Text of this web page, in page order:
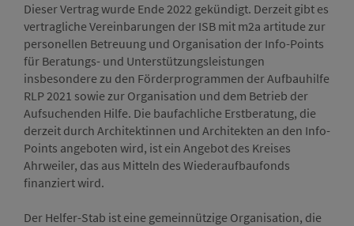
Dieser Vertrag wurde Ende 2022 gekündigt. Derzeit gibt es
vertragliche Vereinbarungen der ISB mit m2a artitude zur
personellen Betreuung und Organisation der Info-Points
für Beratungs- und Unterstützungsleistungen
insbesondere zu den Förderprogrammen der Aufbauhilfe
RLP 2021 sowie zur Organisation und dem Betrieb der
Aufsuchenden Hilfe. Die baufachliche Erstberatung, die
derzeit durch Architektinnen und Architekten an den Info-
Points angeboten wird, ist ein Angebot des Kreises
Ahrweiler, das aus Mitteln des Wiederaufbaufonds
finanziert wird.
Der Helfer-Stab ist eine gemeinnützige Organisation, die